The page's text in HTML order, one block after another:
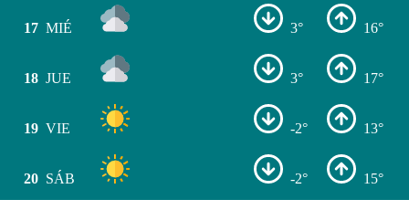
17 MIÉ 3° 16°
18 JUE 3° 17°
19 VIE -2° 13°
20 SÁB -2° 15°